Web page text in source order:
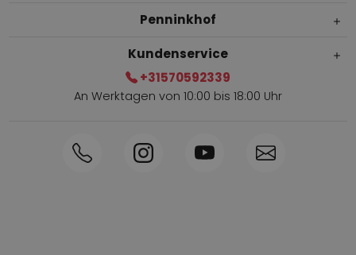
Penninkhof
Kundenservice
+31570592339
An Werktagen von 10:00 bis 18:00 Uhr